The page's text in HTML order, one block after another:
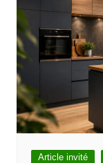
a
t
i
o
n
d
e
Article invité